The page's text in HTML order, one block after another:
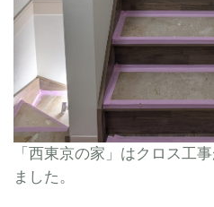
「西東京の家」はクロス工
ました。